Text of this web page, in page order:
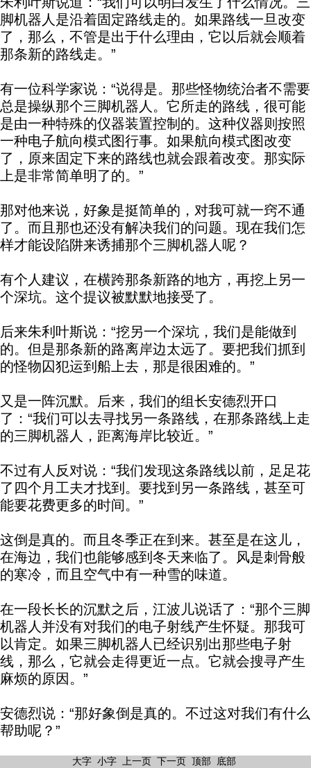
脚机器人是沿着固定路线走的。如果路线一旦改变
了，那么，不管是出于什么理由，它以后就会顺着
那条新的路线走。”
有一位科学家说：“说得是。那些怪物统治者不需要
总是操纵那个三脚机器人。它所走的路线，很可能
是由一种特殊的仪器装置控制的。这种仪器则按照
一种电子航向模式图行事。如果航向模式图改变
了，原来固定下来的路线也就会跟着改变。那实际
上是非常简单明了的。”
那对他来说，好象是挺简单的，对我可就一窍不通
了。而且那也还没有解决我们的问题。现在我们怎
样才能设陷阱来诱捕那个三脚机器人呢？
有个人建议，在横跨那条新路的地方，再挖上另一
个深坑。这个提议被默默地接受了。
后来朱利叶斯说：“挖另一个深坑，我们是能做到
的。但是那条新的路离岸边太远了。要把我们抓到
的怪物囚犯运到船上去，那是很困难的。”
又是一阵沉默。后来，我们的组长安德烈开口
了：“我们可以去寻找另一条路线，在那条路线上走
的三脚机器人，距离海岸比较近。”
不过有人反对说：“我们发现这条路线以前，足足花
了四个月工夫才找到。要找到另一条路线，甚至可
能要花费更多的时间。”
这倒是真的。而且冬季正在到来。甚至是在这儿，
在海边，我们也能够感到冬天来临了。风是刺骨般
的寒冷，而且空气中有一种雪的味道。
在一段长长的沉默之后，江波儿说话了：“那个三脚
机器人并没有对我们的电子射线产生怀疑。那我可
以肯定。如果三脚机器人已经识别出那些电子射
线，那么，它就会走得更近一点。它就会搜寻产生
麻烦的原因。”
安德烈说：“那好象倒是真的。不过这对我们有什么
帮助呢？”
大字 小字 上一页 下一页 顶部 底部